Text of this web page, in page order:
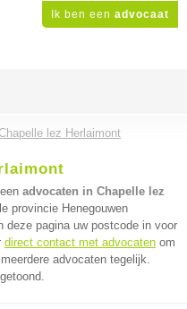
Ik ben een advocaat
lez Herlaimont
advocaten in Chapelle lez
provincie Henegouwen
deze pagina uw postcode in voor
direct contact met advocaten om
advocaten tegelijk.